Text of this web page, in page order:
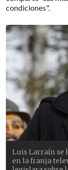
condiciones".
Luis Larraín se
en la franja